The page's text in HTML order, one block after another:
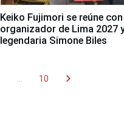
Keiko Fujimori se reúne
organizador de Lima 2027
legendaria Simone Biles
10 chevron_right